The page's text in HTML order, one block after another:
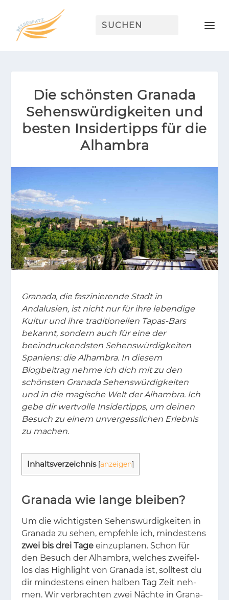
Die schönsten Granada
Sehenswürdigkeiten und
besten Insidertipps für die
Alhambra
Granada, die faszinierende Stadt in
Andalusien, ist nicht nur für ihre lebendige
Kultur und ihre traditionellen Tapas-Bars
bekannt, sondern auch für eine der
beeindruckendsten Sehenswürdigkeiten
Spaniens: die Alhambra. In diesem
Blogbeitrag nehme ich dich mit zu den
schönsten Granada Sehenswürdigkeiten
und in die magische Welt der Alhambra. Ich
gebe dir wertvolle Insidertipps, um deinen
Besuch zu einem unvergesslichen Erlebnis
zu machen.
In­halts­ver­zeich­nis [anzeigen]
Granada wie lange bleiben?
Um die wich­tigs­ten Se­hens­wür­dig­kei­ten in
Gra­na­da zu se­hen, emp­feh­le ich, min­des­tens
zwei bis drei Tage ein­zu­pla­nen. Schon für
den Be­such der Al­ham­bra, wel­ches zwei­fel­
los das High­light von Gra­na­da ist, soll­test du
dir min­des­tens ei­nen hal­ben Tag Zeit neh­
men. Wir ver­brach­ten zwei Näch­te in Gra­na­